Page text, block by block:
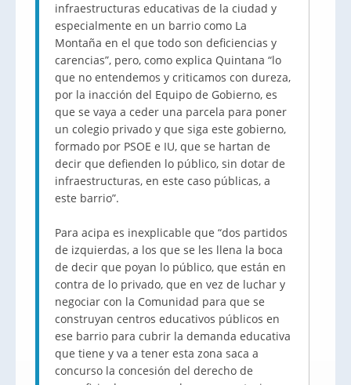
infraestructuras educativas de la ciudad y
especialmente en un barrio como La
Montaña en el que todo son deficiencias y
carencias”, pero, como explica Quintana “lo
que no entendemos y criticamos con dureza,
por la inacción del Equipo de Gobierno, es
que se vaya a ceder una parcela para poner
un colegio privado y que siga este gobierno,
formado por PSOE e IU, que se hartan de
decir que defienden lo público, sin dotar de
infraestructuras, en este caso públicas, a
este barrio”.
Para acipa es inexplicable que “dos partidos
de izquierdas, a los que se les llena la boca
de decir que poyan lo público, que están en
contra de lo privado, que en vez de luchar y
negociar con la Comunidad para que se
construyan centros educativos públicos en
ese barrio para cubrir la demanda educativa
que tiene y va a tener esta zona saca a
concurso la concesión del derecho de